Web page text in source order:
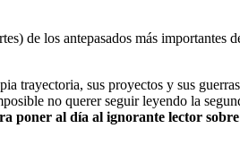
de los antepasados más importantes
trayectoria, sus proyectos y sus
no querer seguir leyendo la
poner al día al ignorante lector